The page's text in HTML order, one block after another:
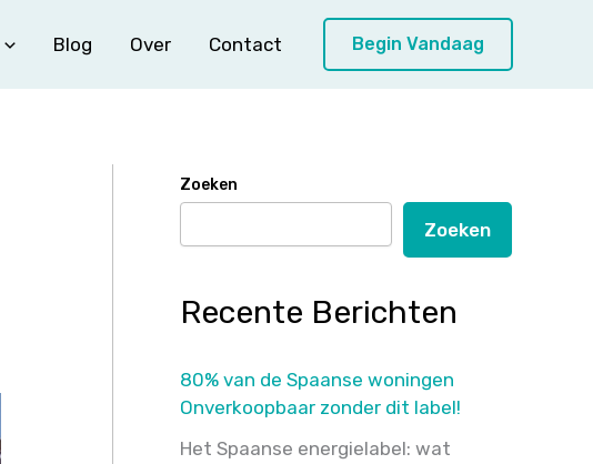
Blog Over Contact Begin Vandaag
Zoeken
Zoeken
Recente Berichten
80% van de Spaanse woningen
Onverkoopbaar zonder dit label!
Het Spaanse energielabel: wat